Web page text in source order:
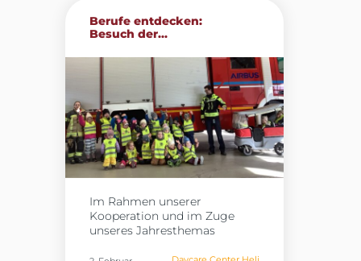
Berufe entdecken:
Besuch der...
Im Rahmen unserer
Kooperation und im Zuge
unseres Jahresthemas